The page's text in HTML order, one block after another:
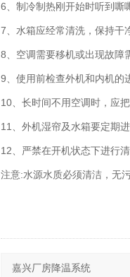
6、制冷制热刚开始时听到嘶
7、水箱应经常清洗，保持干
8、空调需要移机或出现故障
9、使用前检查外机和内机的
10、长时间不用空调时，应
11、外机湿帘及水箱要定期
12、严禁在开机状态下进行
注意:水源水质必须清洁，无